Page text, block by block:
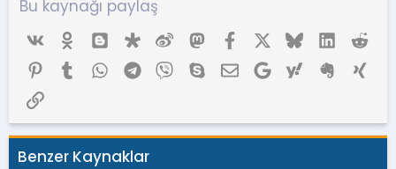
Bu kaynağı paylaş
Vk Ok BloggerDiaspora
Weibo MastodonFacebookX (Twitter)
BlueskyLinkedIn
Pinterest
TumblrWhatsAppTelegram
Viber SkypeE-postaGoogleYahoo Evernote
Link
Benzer Kaynaklar